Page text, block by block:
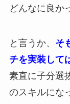
どんなに良か
と言うか、 そ
チを実装して
素直に子分選
のスキルにな